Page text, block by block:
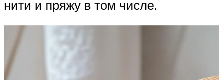
нити и пряжу в том числе.